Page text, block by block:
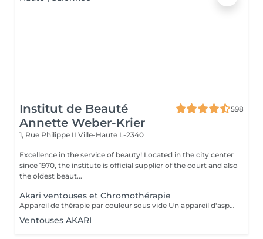
Institut de Beauté
Annette Weber-Krier
598
1, Rue Philippe II Ville-Haute L-2340
Excellence in the service of beauty! Located in the city center
since 1970, the institute is official supplier of the court and also
the oldest beaut...
Akari ventouses et Chromothérapie
Appareil de thérapie par couleur sous vide Un appareil d'aspiration - complété avec 21 couleurs (barre de couleurs Akari). APPLICATIONS En cosmétique, en massage, en physiothérapie et dans le domaine médical. AVANTAGE En raison du vide, de la levée sans pression, la circulation sanguine et la lymphe sont stimulées. Ce vide est constant, finement contrôlé et réglable. Il a un train doux. Cela signifie qu'il peut également être utilisé sur les zones les plus sensibles - cicatrices, contour des yeux, lèvres, zones douloureuses ... APPLICATIONS POSSIBLES EN COSMÉTIQUE, Pour resserrer et affiner le visage (rides autour des yeux et des lèvres), cou et décolleté les bras supérieurs , ventre , hanche , cellulite DANS LE MASSAGE, drainage , réflexologie , tissu conjonctif, le drainage lymphatique , compensation des méridiens , dans les blessures sportives Pour le post-traitement des opérations faciales Possibilité d'utiliser une pyramide de cristal de roche pour faire des stimulations de couleur.
Ventouses AKARI